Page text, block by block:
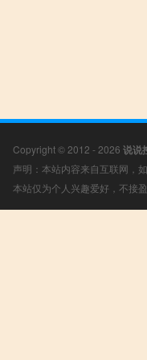
Copyright © 2012 - 2026 说说
声明：本站内容来自互联网，
本站仅为个人兴趣爱好，不接